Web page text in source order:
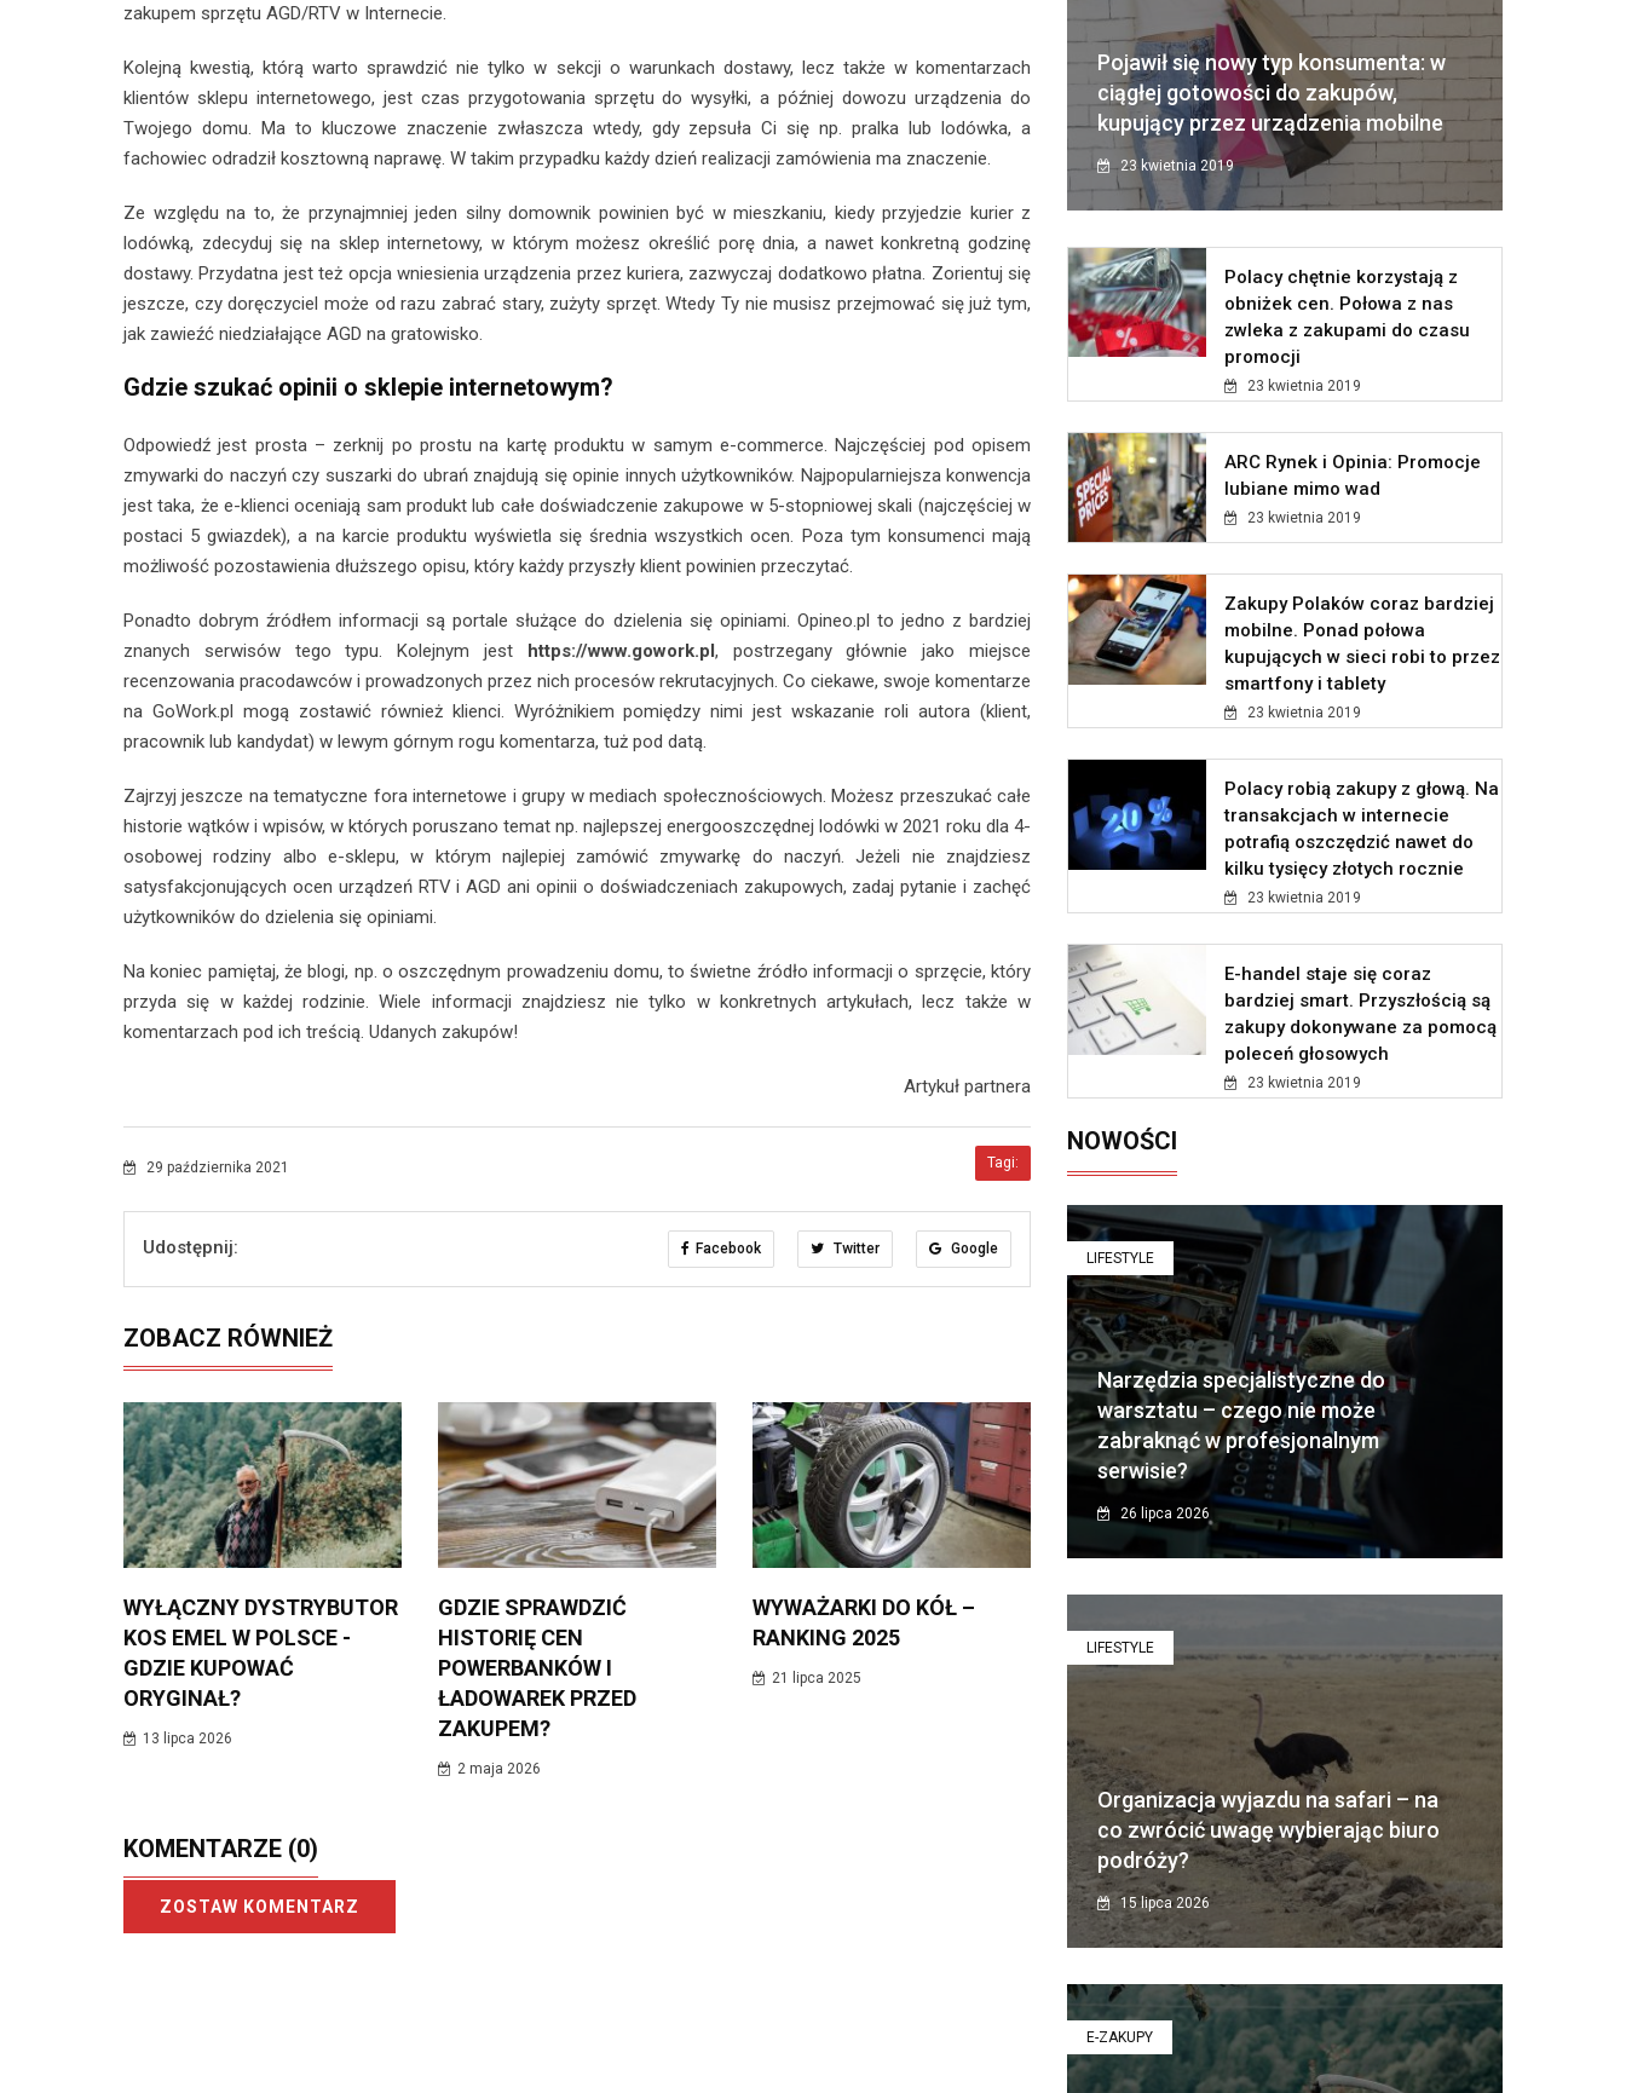
zakupem sprzętu AGD/RTV w Internecie.
Kolejną kwestią, którą warto sprawdzić nie tylko w sekcji o warunkach dostawy, lecz także w komentarzach
klientów sklepu internetowego, jest czas przygotowania sprzętu do wysyłki, a później dowozu urządzenia do
Twojego domu. Ma to kluczowe znaczenie zwłaszcza wtedy, gdy zepsuła Ci się np. pralka lub lodówka, a
fachowiec odradził kosztowną naprawę. W takim przypadku każdy dzień realizacji zamówienia ma znaczenie.
Ze względu na to, że przynajmniej jeden silny domownik powinien być w mieszkaniu, kiedy przyjedzie kurier z
lodówką, zdecyduj się na sklep internetowy, w którym możesz określić porę dnia, a nawet konkretną godzinę
dostawy. Przydatna jest też opcja wniesienia urządzenia przez kuriera, zazwyczaj dodatkowo płatna. Zorientuj się
jeszcze, czy doręczyciel może od razu zabrać stary, zużyty sprzęt. Wtedy Ty nie musisz przejmować się już tym,
jak zawieźć niedziałające AGD na gratowisko.
Gdzie szukać opinii o sklepie internetowym?
Odpowiedź jest prosta – zerknij po prostu na kartę produktu w samym e-commerce. Najczęściej pod opisem
zmywarki do naczyń czy suszarki do ubrań znajdują się opinie innych użytkowników. Najpopularniejsza konwencja
jest taka, że e-klienci oceniają sam produkt lub całe doświadczenie zakupowe w 5-stopniowej skali (najczęściej w
postaci 5 gwiazdek), a na karcie produktu wyświetla się średnia wszystkich ocen. Poza tym konsumenci mają
możliwość pozostawienia dłuższego opisu, który każdy przyszły klient powinien przeczytać.
Ponadto dobrym źródłem informacji są portale służące do dzielenia się opiniami. Opineo.pl to jedno z bardziej
znanych serwisów tego typu. Kolejnym jest https://www.gowork.pl, postrzegany głównie jako miejsce
recenzowania pracodawców i prowadzonych przez nich procesów rekrutacyjnych. Co ciekawe, swoje komentarze
na GoWork.pl mogą zostawić również klienci. Wyróżnikiem pomiędzy nimi jest wskazanie roli autora (klient,
pracownik lub kandydat) w lewym górnym rogu komentarza, tuż pod datą.
Zajrzyj jeszcze na tematyczne fora internetowe i grupy w mediach społecznościowych. Możesz przeszukać całe
historie wątków i wpisów, w których poruszano temat np. najlepszej energooszczędnej lodówki w 2021 roku dla 4-
osobowej rodziny albo e-sklepu, w którym najlepiej zamówić zmywarkę do naczyń. Jeżeli nie znajdziesz
satysfakcjonujących ocen urządzeń RTV i AGD ani opinii o doświadczeniach zakupowych, zadaj pytanie i zachęć
użytkowników do dzielenia się opiniami.
Na koniec pamiętaj, że blogi, np. o oszczędnym prowadzeniu domu, to świetne źródło informacji o sprzęcie, który
przyda się w każdej rodzinie. Wiele informacji znajdziesz nie tylko w konkretnych artykułach, lecz także w
komentarzach pod ich treścią. Udanych zakupów!
Artykuł partnera
29 października 2021 Tagi:
Udostępnij: Facebook Twitter Google
ZOBACZ RÓWNIEŻ
WYŁĄCZNY DYSTRYBUTOR
KOS EMEL W POLSCE -
GDZIE KUPOWAĆ
ORYGINAŁ?
13 lipca 2026
GDZIE SPRAWDZIĆ
HISTORIĘ CEN
POWERBANKÓW I
ŁADOWAREK PRZED
ZAKUPEM?
2 maja 2026
WYWAŻARKI DO KÓŁ –
RANKING 2025
21 lipca 2025
KOMENTARZE (0)
ZOSTAW KOMENTARZ
Pojawił się nowy typ konsumenta: w
ciągłej gotowości do zakupów,
kupujący przez urządzenia mobilne
23 kwietnia 2019
Polacy chętnie korzystają z
obniżek cen. Połowa z nas
zwleka z zakupami do czasu
promocji
23 kwietnia 2019
ARC Rynek i Opinia: Promocje
lubiane mimo wad
23 kwietnia 2019
Zakupy Polaków coraz bardziej
mobilne. Ponad połowa
kupujących w sieci robi to przez
smartfony i tablety
23 kwietnia 2019
Polacy robią zakupy z głową. Na
transakcjach w internecie
potrafią oszczędzić nawet do
kilku tysięcy złotych rocznie
23 kwietnia 2019
E-handel staje się coraz
bardziej smart. Przyszłością są
zakupy dokonywane za pomocą
poleceń głosowych
23 kwietnia 2019
NOWOŚCI
LIFESTYLE
Narzędzia specjalistyczne do
warsztatu – czego nie może
zabraknąć w profesjonalnym
serwisie?
26 lipca 2026
LIFESTYLE
Organizacja wyjazdu na safari – na
co zwrócić uwagę wybierając biuro
podróży?
15 lipca 2026
E-ZAKUPY